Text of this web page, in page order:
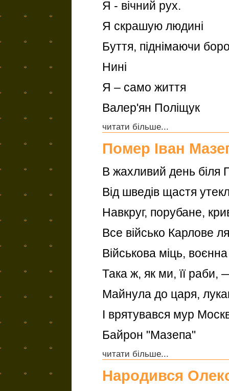
Я - вічний рух.
Я скрашую людині
Буття, піднімаючи
Нині
Я – само життя
Валер'ян Поліщук
читати більше...
Помер Іван
В жахливий день біля
Від шведів щастя
Навкруг, порубане,
Все військо Карлове
Військова міць,
Така ж, як ми, її раби,
Майнула до царя,
І врятувався мур
Байрон "Мазепа"
читати більше...
Народився